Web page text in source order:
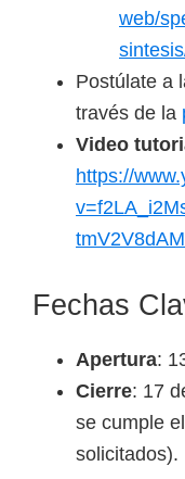
web/
Postúlate a
través de la
Video
https://
Fechas
Apertura:
Cierre: 17
se cumple
solicitados).